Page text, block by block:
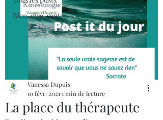
Bien-être, santé
La place du thérapeute
Vanessa Dupuis
10 févr. 2021 1 min de lecture